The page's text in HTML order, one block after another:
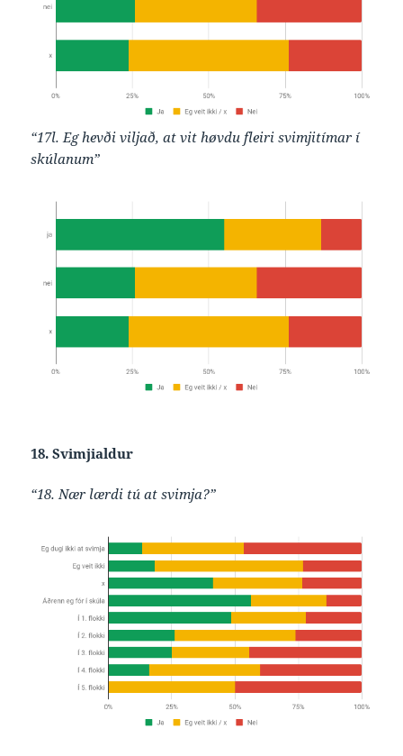
“17l. Eg hevði viljað, at vit høvdu fleiri svimjitímar í
skúlanum”
18. Svimjialdur
“18. Nær lærdi tú at svimja?”